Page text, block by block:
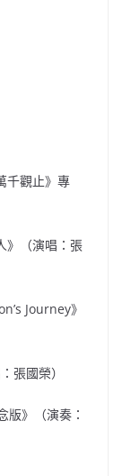
千觀止》專
》（演唱：張
Journey》
張國榮）
版》（演奏：